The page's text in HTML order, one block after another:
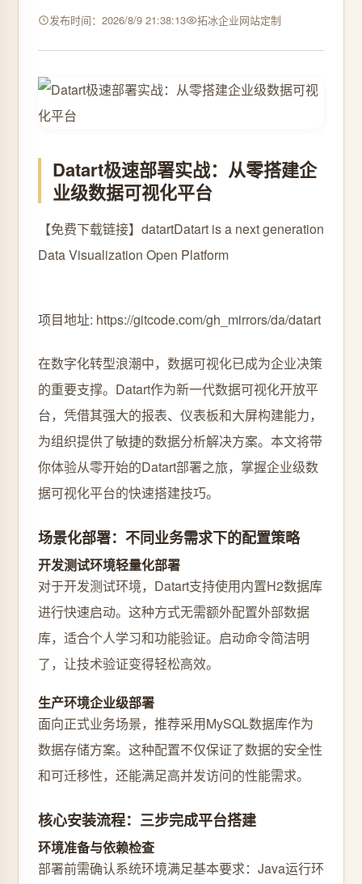
发布时间：2026/8/9 21:38:13 拓冰企业网站定制
Datart极速部署实战：从零搭建企
业级数据可视化平台
【免费下载链接】datartDatart is a next generation
Data Visualization Open Platform
项目地址: https://gitcode.com/gh_mirrors/da/datart
在数字化转型浪潮中，数据可视化已成为企业决策
的重要支撑。Datart作为新一代数据可视化开放平
台，凭借其强大的报表、仪表板和大屏构建能力，
为组织提供了敏捷的数据分析解决方案。本文将带
你体验从零开始的Datart部署之旅，掌握企业级数
据可视化平台的快速搭建技巧。
场景化部署：不同业务需求下的配置策略
开发测试环境轻量化部署
对于开发测试环境，Datart支持使用内置H2数据库
进行快速启动。这种方式无需额外配置外部数据
库，适合个人学习和功能验证。启动命令简洁明
了，让技术验证变得轻松高效。
生产环境企业级部署
面向正式业务场景，推荐采用MySQL数据库作为
数据存储方案。这种配置不仅保证了数据的安全性
和可迁移性，还能满足高并发访问的性能需求。
核心安装流程：三步完成平台搭建
环境准备与依赖检查
部署前需确认系统环境满足基本要求：Java运行环